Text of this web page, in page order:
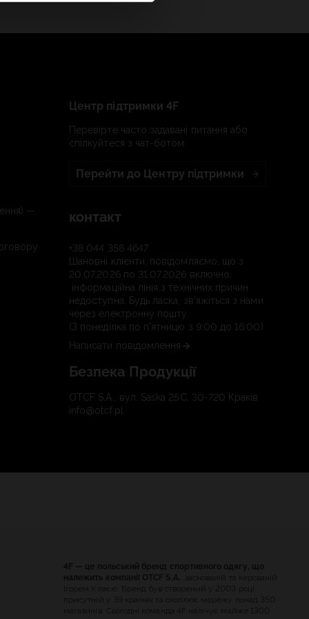
—
Центр підтримки 4F
Перевірте часто задавані питання або
спілкуйтеся з чат-ботом:
Перейти до Центру підтримки
контакт
+38 044 358 4647
Шановні клієнти, повідомляємо, що з
20.07.2026 по 31.07.2026 включно,
інформаційна лінія з технічних причин
недоступна. Будь ласка, зв'яжіться з нами
через електронну пошту.
(З понеділка по п'ятницю з 9:00 до 16:00)
Написати повідомлення
Безпека Продукції
OTCF S.A., вул. Saska 25C, 30-720 Краків
info@otcf.pl